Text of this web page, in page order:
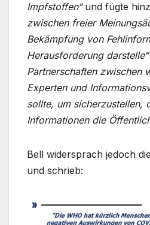
Impfstoffen“und fügte
zwischen freier
Bekämpfung von
Herausforderung darstelle“
Partnerschaften zwischen
Experten und
sollte, um sicherzustellen,
Informationen die
Bell widersprach jedoch
und schrieb: